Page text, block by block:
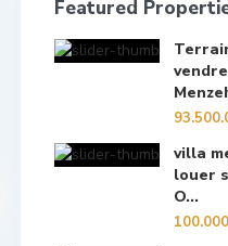
Featured
villa
louer
O...